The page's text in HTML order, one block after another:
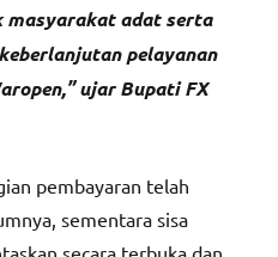
masyarakat adat serta
pelayanan
ujar Bupati FX
pembayaran telah
sementara sisa